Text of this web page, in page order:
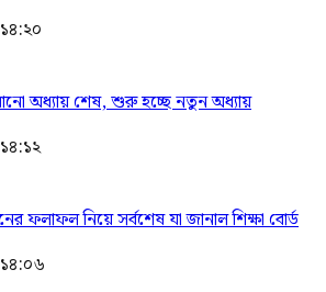
অধ্যায় শেষ, শুরু হচ্ছে নতুন অধ্যায়
ফলাফল নিয়ে সর্বশেষ যা জানাল শিক্ষা বোর্ড